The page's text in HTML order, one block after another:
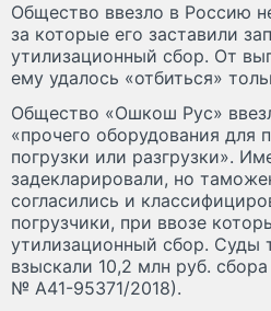
Общество ввезло в Россию
за которые его заставили
утилизационный сбор. От
ему удалось «отбиться»
Общество «Ошкош Рус»
«прочего оборудования для
погрузки или разгрузки».
задекларировали, но
согласились и
погрузчики, при ввозе
утилизационный сбор. Суды
взыскали 10,2 млн руб.
№ А41-95371/2018).